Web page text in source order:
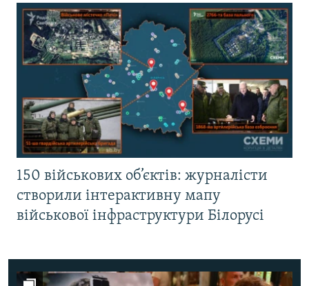
150 військових об’єктів: журналісти
створили інтерактивну мапу
військової інфраструктури Білорусі